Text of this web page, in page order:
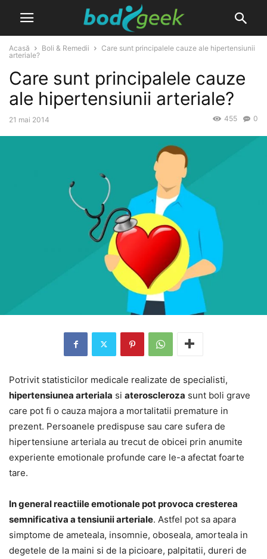
Acasă Boli & Remedii
Care sunt principalele cauze ale hipertensiunii
arteriale?
Care sunt principalele cauze
ale hipertensiunii arteriale?
21 mai 2014 0
455
Potrivit statisticilor medicale realizate de specialisti,
hipertensiunea arteriala si ateroscleroza sunt boli grave
care pot fi o cauza majora a mortalitatii premature in
prezent. Persoanele predispuse sau care sufera de
hipertensiune arteriala au trecut de obicei prin anumite
experiente emotionale profunde care le-a afectat foarte
tare.
In general reactiile emotionale pot provoca cresterea
semnificativa a tensiunii arteriale. Astfel pot sa apara
simptome de ameteala, insomnie, oboseala, amorteala in
degetele de la maini si de la picioare, palpitatii, dureri de